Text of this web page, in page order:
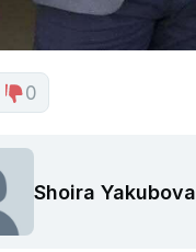
0
Shoira Yakubova